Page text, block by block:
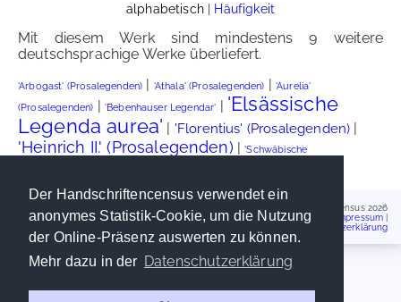
Der Handschriftencensus verwendet ein
anonymes Statistik-Cookie, um die Nutzung
der Online-Präsenz auswerten zu können.
Mehr dazu in der Datenschutzerklärung
alphabetisch| Häufigkeit
Mit diesem Werk sind mindestens 9 weitere
deutschsprachige Werke überliefert.
'Arbogast' (Prosalegenden) | 'Athala' (Prosalegenden) | 'Aurelia'
(Prosalegenden) | 'Bebenhauser Legendar' | 'Elsässische
Legenda aurea' | 'Florentius' (Prosalegenden) |
'Heinrich II.' (Prosalegenden) |'Schwäbische
Handschriftencensus 2026
Impressum
Datenschutzerklärung